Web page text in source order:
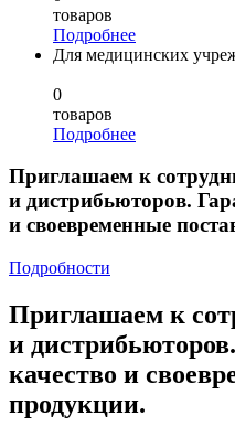
товаров
Подробнее
Для медицинских
0
товаров
Подробнее
Приглашаем к
и дистрибьюторов.
и своевременные
Подробности
Приглашаем к
и
качество и
продукции.